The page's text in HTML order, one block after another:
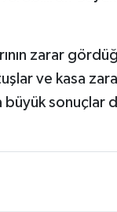
zarar
ve kasa
büyük